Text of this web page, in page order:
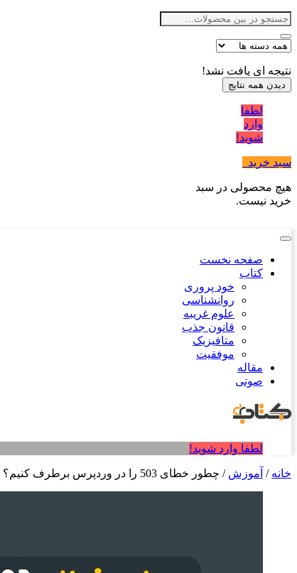
نتیجه ای یافت نشد!
دیدن همه نتایج
لطفا
وارد
شوید!
سبد خرید
هیچ محصولی در سبد
خرید نیست.
صفحه نخست
کتاب
خود پروری
روانشناسی
علوم غریبه
قانون جذب
متافیزیک
موفقیت
مقاله
صوتی
لطفا وارد شوید!
خانه / آموزش / چطور خطای 503 را در وردپرس برطرف کنیم؟